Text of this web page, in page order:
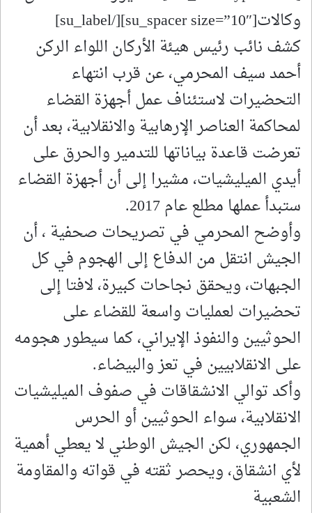
وكالات[su_spacer size=”10″][/su_label]
كشف نائب رئيس هيئة الأركان اللواء الركن
أحمد سيف المحرمي، عن قرب انتهاء
التحضيرات لاستئناف عمل أجهزة القضاء
لمحاكمة العناصر الإرهابية والانقلابية، بعد أن
تعرضت قاعدة بياناتها للتدمير والحرق على
أيدي الميليشيات، مشيرا إلى أن أجهزة القضاء
ستبدأ عملها مطلع عام 2017.
وأوضح المحرمي في تصريحات صحفية ، أن
الجيش انتقل من الدفاع إلى الهجوم في كل
الجبهات، ويحقق نجاحات كبيرة، لافتا إلى
تحضيرات لعمليات واسعة للقضاء على
الحوثيين والنفوذ الإيراني، كما سيطور هجومه
على الانقلابيين في تعز والبيضاء.
وأكد توالي الانشقاقات في صفوف الميليشيات
الانقلابية، سواء الحوثيين أو الحرس
الجمهوري، لكن الجيش الوطني لا يعطي أهمية
لأي انشقاق، ويحصر ثقته في قواته والمقاومة
الشعبية